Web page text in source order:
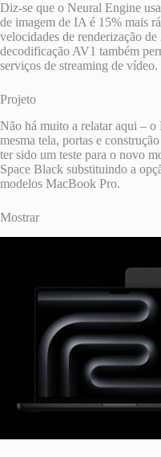
Diz-se que o Neural Engine
de imagem de IA é 15% mais
velocidades de renderização
decodificação AV1 também
serviços de streaming de vídeo.
Projeto
Não há muito a relatar aqui –
mesma tela, portas e
ter sido um teste para o novo
Space Black substituindo a
modelos MacBook Pro.
Mostrar